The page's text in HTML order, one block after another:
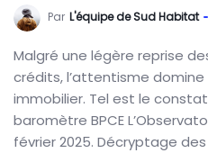
Par L'équipe de Sud Habitat
Malgré une légère reprise
crédits, l’attentisme
immobilier. Tel est le
baromètre BPCE
février 2025. Décryptage